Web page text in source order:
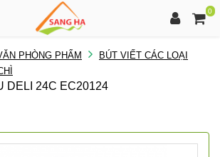
0
PHÒNG PHẨM
BÚT VIẾT CÁC LOẠI
DELI 24C EC20124